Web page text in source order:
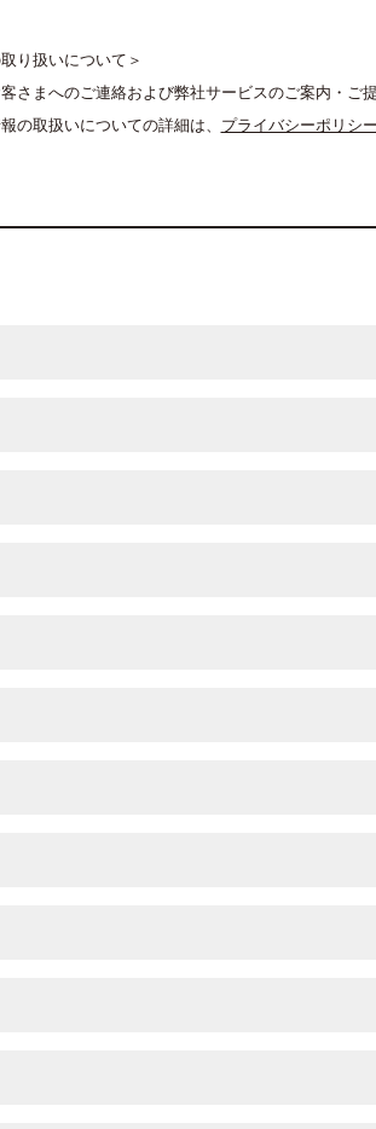
り扱いについて＞
さまへのご連絡および弊社サービスのご案内・ご
の取扱いについての詳細は、 プライバシーポリシー